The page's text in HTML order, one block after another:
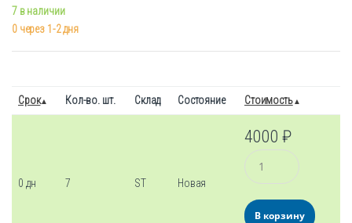
7 в наличии
0 через 1-2 дня
Срок Кол-во. шт. Склад Состояние Стоимость
0 дн 7 ST Новая
4000₽
Количество
В корзину